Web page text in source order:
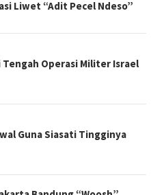
Liwet “Adit Pecel Ndeso”
Tengah Operasi Militer Israel
Guna Siasati Tingginya